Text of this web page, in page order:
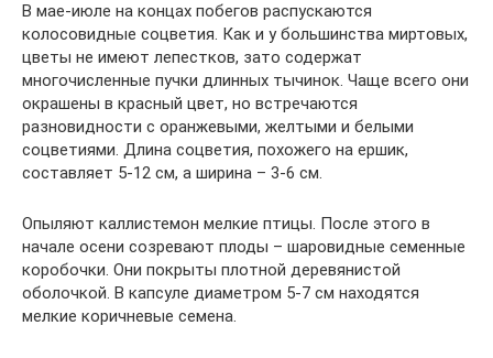
В мае-июле на концах побегов распускаются
колосовидные соцветия. Как и у большинства миртовых,
цветы не имеют лепестков, зато содержат
многочисленные пучки длинных тычинок. Чаще всего они
окрашены в красный цвет, но встречаются
разновидности с оранжевыми, желтыми и белыми
соцветиями. Длина соцветия, похожего на ершик,
составляет 5-12 см, а ширина – 3-6 см.
Опыляют каллистемон мелкие птицы. После этого в
начале осени созревают плоды – шаровидные семенные
коробочки. Они покрыты плотной деревянистой
оболочкой. В капсуле диаметром 5-7 см находятся
мелкие коричневые семена.